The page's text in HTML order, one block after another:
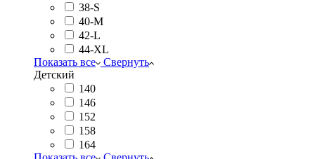
38-S
40-M
42-L
44-XL
Показать все
Свернуть
Детский
140
146
152
158
164